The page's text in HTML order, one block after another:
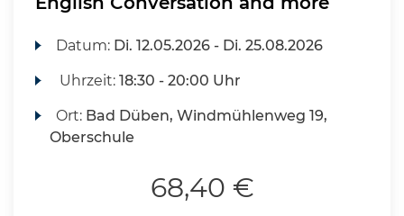
Datum: Di. 12.05.2026 - Di. 25.08.2026
Uhrzeit:18:30 - 20:00 Uhr
Ort: Bad Düben, Windmühlenweg 19,
Oberschule
68,40 €